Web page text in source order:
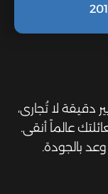
لا تُجارى،
عالماً أنقى.
بالجودة.